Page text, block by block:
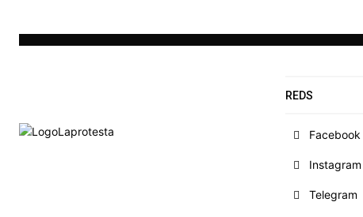
REDS
Facebook
Instagram
Telegram